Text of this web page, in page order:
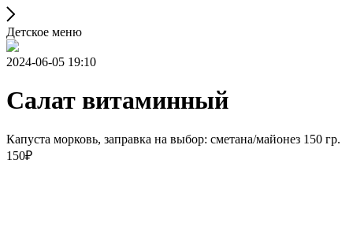
Детское меню
2024-06-05 19:10
Салат витаминный
Капуста морковь, заправка на выбор: сметана/майонез 150 гр.
150₽